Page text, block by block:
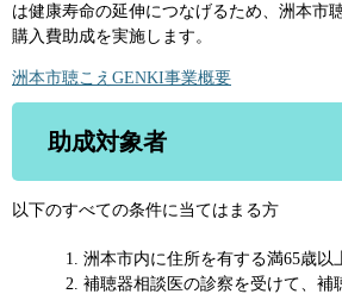
は健康寿命の延伸につなげるため、洲本市
購入費助成を実施します。
洲本市聴こえGENKI事業概要
助成対象者
以下のすべての条件に当てはまる方
洲本市内に住所を有する満65歳以
補聴器相談医の診察を受けて、補